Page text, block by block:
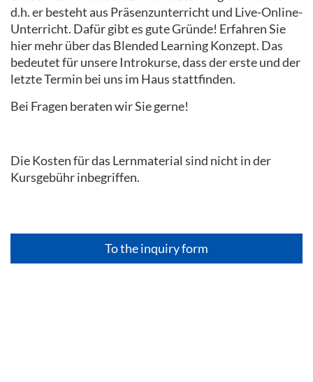
d.h. er besteht aus Präsenzunterricht und Live-Online-
Unterricht. Dafür gibt es gute Gründe! Erfahren Sie
hier mehr über das Blended Learning Konzept. Das
bedeutet für unsere Introkurse, dass der erste und der
letzte Termin bei uns im Haus stattfinden.
Bei Fragen beraten wir Sie gerne!
Die Kosten für das Lernmaterial sind nicht in der
Kursgebühr inbegriffen.
To the inquiry form